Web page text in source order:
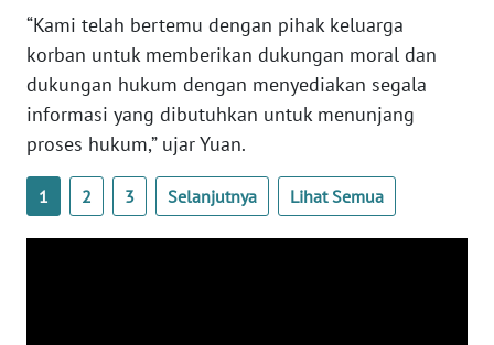
“Kami telah bertemu dengan pihak keluarga
korban untuk memberikan dukungan moral dan
dukungan hukum dengan menyediakan segala
informasi yang dibutuhkan untuk menunjang
proses hukum,” ujar Yuan.
1 2 3 Selanjutnya Lihat Semua
BARAT
WN
SERAMBI
WN